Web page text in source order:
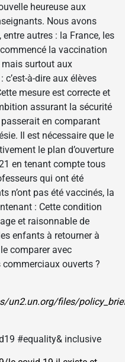
heureuse aux
Nous avons
autres : la France, les
la vaccination
surtout aux
à-dire aux élèves
mesure est correcte et
assurant la sécurité
en comparant
Il est nécessaire que le
le plan d’ouverture
en tenant compte tous
qui ont été
n’ont pas été vaccinés, la
: Cette condition
et raisonnable de
enfants à retourner à
comparer avec
commerciaux ouverts ?
un2.un.org/files/
#equality& inclusive